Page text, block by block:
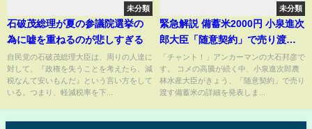
未分類
石破茂総理が夏の参議院選挙の
為に嘘を重ねるのが悲しすぎる
自民党の石破茂総理大臣は、周りの人達に
対して、『政権を失うことを考えたら、減
税なんて安いもんだ』という言い方をして
いる。つまり、軽減税率を下...
未分類
緊急解説 備蓄米2000円 小泉進次
郎大臣「随意契約」で売り渡せ
ば6月上旬に流通するのか？ 古古
米の味は大丈夫？【大石が深掘
り解説】
「チャント！」アンカーマンの大石邦彦で
す。 コメの高騰が続く中、小泉進次郎農
林水産大臣がきょう、「随意契約」で売り
渡す備蓄米の詳細を発表しま...